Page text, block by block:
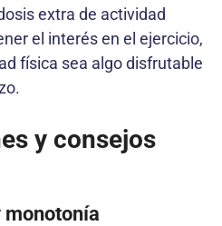
extra de actividad
el interés en el ejercicio,
física sea algo disfrutable
y consejos
monotonía